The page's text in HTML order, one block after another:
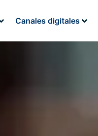
Canales digitales